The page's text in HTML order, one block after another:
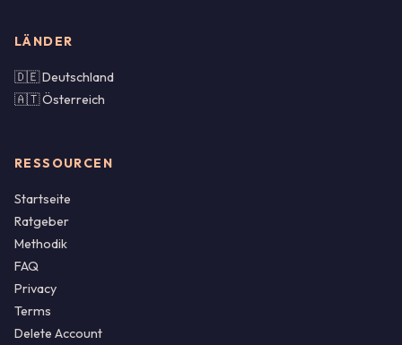
LÄNDER
🇩🇪 Deutschland
🇦🇹 Österreich
RESSOURCEN
Startseite
Ratgeber
Methodik
FAQ
Privacy
Terms
Delete Account